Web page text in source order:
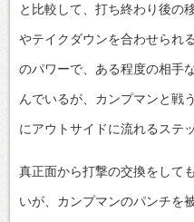
と比較して、打ち終わり後の
やテイクダウンを合わせられ
のパワーで、ある程度の相手
んでいるが、カンプマンと戦
にアウトサイドに流れるステ
真正面から打撃の交換をして
いが、カンプマンのパンチを